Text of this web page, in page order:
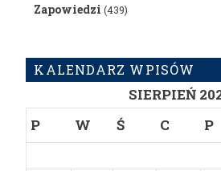
Zapowiedzi (439)
KALENDARZ WPISÓW
SIERPIEŃ
P
W Ś C P